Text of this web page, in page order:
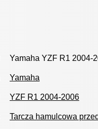
Yamaha YZF R1 2004-
Yamaha
YZF R1 2004-2006
Tarcza hamulcowa